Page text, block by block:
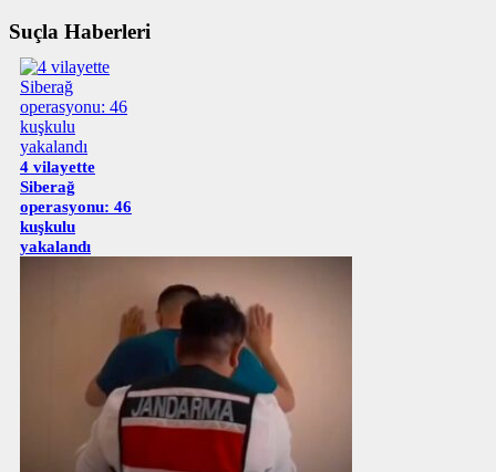
Suçla Haberleri
4 vilayette
Siberağ
operasyonu: 46
kuşkulu
yakalandı